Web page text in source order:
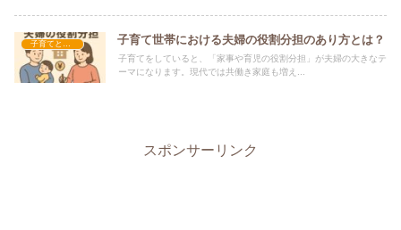
子育て世帯における夫婦の役割分担のあり方とは？
子育てをしていると、「家事や育児の役割分担」が夫婦の大きなテ
ーマになります。現代では共働き家庭も増え...
スポンサーリンク